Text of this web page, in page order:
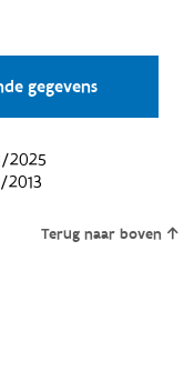
gegevens
2025
Terug naar boven